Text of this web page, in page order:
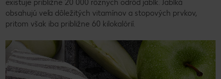
existuje približne 20 000 rôznych odrôd jabĺk. Jablká
obsahujú veľa dôležitých vitamínov a stopových prvkov,
pritom však iba približne 60 kilokalórií.